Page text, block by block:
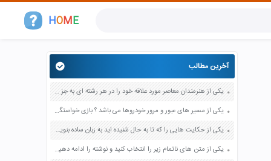
HOME
آخرین مطالب
یکی از هنرمندان معاصر مورد علاقه خود را در هر رشته ای به جز عکاسی صفحه 69 فرهنگ و هنر نهم
یکی از مسیر های عبور و مرور خودروها می باشد ؟ بازی خواستگاری جواب پاسخ
یکی از حکایت هایی را که تا به حال شنیده اید به زبان ساده بنویسید صفحه 97 نگارش ششم دبستان
یکی از متن های ناتمام زیر را انتخاب کنید و نوشته را ادامه دهید صفحه 73 و 74 کتاب نگارش فارسی پنجم دبستان